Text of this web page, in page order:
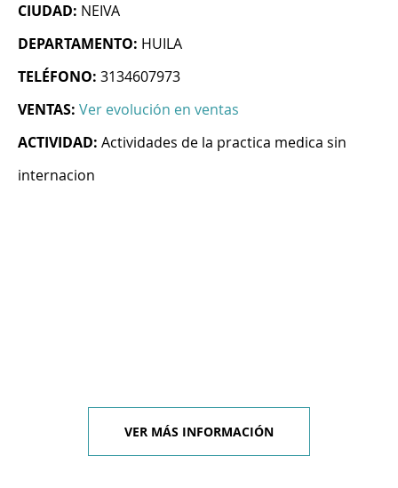
CIUDAD: NEIVA
DEPARTAMENTO: HUILA
TELÉFONO: 3134607973
VENTAS: Ver evolución en ventas
ACTIVIDAD: Actividades de la practica medica sin
internacion
VER MÁS INFORMACIÓN